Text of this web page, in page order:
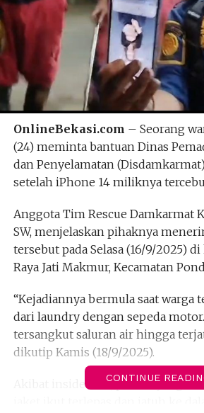
OnlineBekasi.com – Seorang
(24) meminta bantuan Dinas
dan Penyelamatan
setelah iPhone 14 miliknya
Anggota Tim Rescue Damkarmat
SW, menjelaskan pihaknya
tersebut pada Selasa (16/9/2025) di
Raya Jati Makmur, Kecamatan
“Kejadiannya bermula saat warga
dari laundry dengan sepeda
tersangkut saluran air hingga
dikutip Kamis (18/9/2025).
Akibat insiden itu, ponsel yang
CONTINUE